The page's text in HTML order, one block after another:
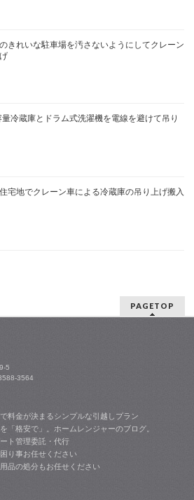
きれいな駐車場を汚さないようにしてクレーン
冷蔵庫とドラム式洗濯機を電線を避けて吊り
宅地でクレーン車による冷蔵庫の吊り上げ搬入
PAGETOP
5
3564
料金が決まるシンプルな引越しプラン
「格安で」。ホームレンジャーのブログ。
ト管理委託・代行
り事お任せください
品の処分もお任せください